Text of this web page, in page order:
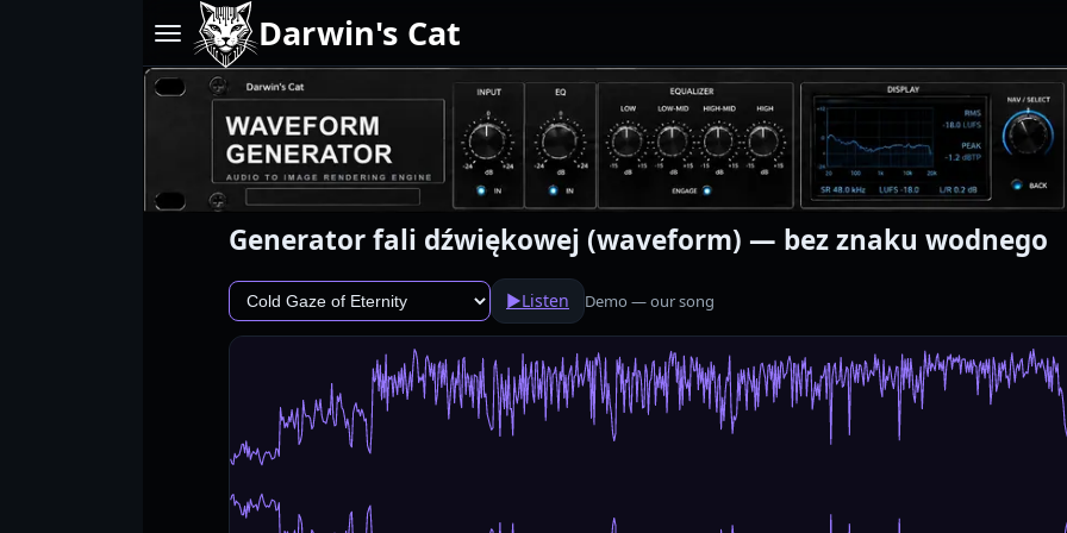
Darwin's Cat
Generator fali dźwiękowej (waveform) — bez znaku wodnego
▶Listen Demo — our song